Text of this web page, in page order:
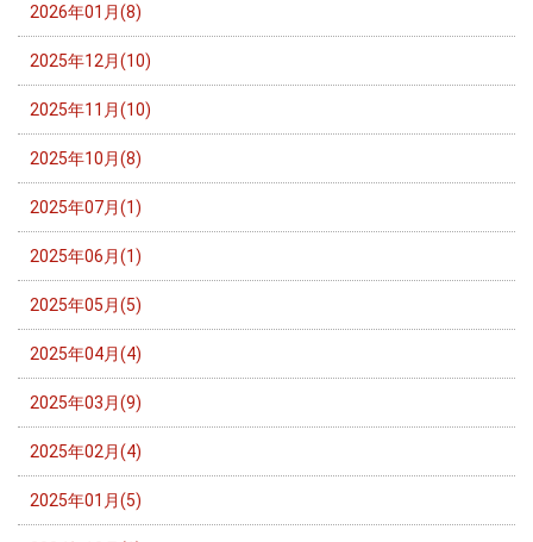
2026年01月(8)
2025年12月(10)
2025年11月(10)
2025年10月(8)
2025年07月(1)
2025年06月(1)
2025年05月(5)
2025年04月(4)
2025年03月(9)
2025年02月(4)
2025年01月(5)